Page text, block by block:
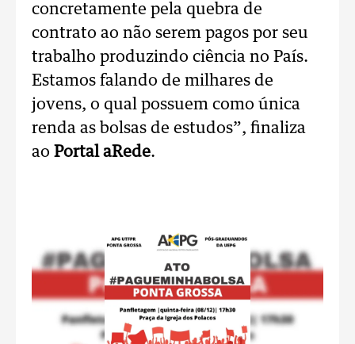
concretamente pela quebra de
contrato ao não serem pagos por seu
trabalho produzindo ciência no País.
Estamos falando de milhares de
jovens, o qual possuem como única
renda as bolsas de estudos”, finaliza
ao Portal aRede.